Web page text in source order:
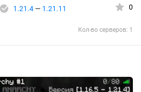
1.21.4— 1.21.11 0
Кол-во серверов: 1